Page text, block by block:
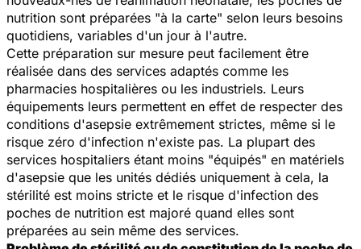
nutrition sont préparées "à la carte" selon leurs besoins
quotidiens, variables d'un jour à l'autre.
Cette préparation sur mesure peut facilement être
réalisée dans des services adaptés comme les
pharmacies hospitalières ou les industriels. Leurs
équipements leurs permettent en effet de respecter des
conditions d'asepsie extrêmement strictes, même si le
risque zéro d'infection n'existe pas. La plupart des
services hospitaliers étant moins "équipés" en matériels
d'asepsie que les unités dédiés uniquement à cela, la
stérilité est moins stricte et le risque d'infection des
poches de nutrition est majoré quand elles sont
préparées au sein même des services.